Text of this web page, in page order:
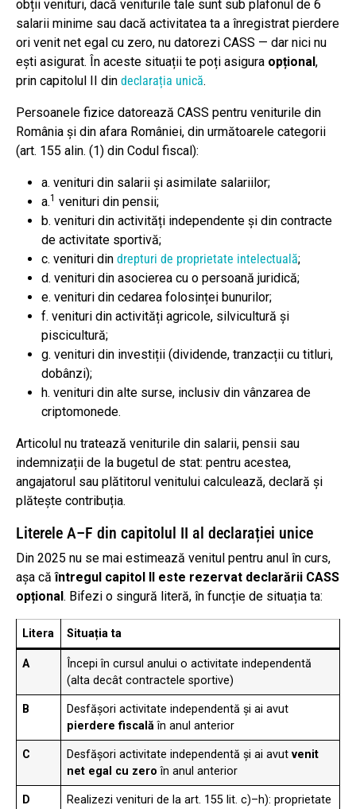
obții venituri, dacă veniturile tale sunt sub plafonul de 6
salarii minime sau dacă activitatea ta a înregistrat pierdere
ori venit net egal cu zero, nu datorezi CASS — dar nici nu
ești asigurat. În aceste situații te poți asigura opțional,
prin capitolul II din declarația unică.
Persoanele fizice datorează CASS pentru veniturile din
România și din afara României, din următoarele categorii
(art. 155 alin. (1) din Codul fiscal):
a. venituri din salarii și asimilate salariilor;
a.1 venituri din pensii;
b. venituri din activități independente și din contracte
de activitate sportivă;
c. venituri din drepturi de proprietate intelectuală;
d. venituri din asocierea cu o persoană juridică;
e. venituri din cedarea folosinței bunurilor;
f. venituri din activități agricole, silvicultură și
piscicultură;
g. venituri din investiții (dividende, tranzacții cu titluri,
dobânzi);
h. venituri din alte surse, inclusiv din vânzarea de
criptomonede.
Articolul nu tratează veniturile din salarii, pensii sau
indemnizații de la bugetul de stat: pentru acestea,
angajatorul sau plătitorul venitului calculează, declară și
plătește contribuția.
Literele A–F din capitolul II al declarației unice
Din 2025 nu se mai estimează venitul pentru anul în curs,
așa căîntregul capitol II este rezervat declarării CASS
opțional. Bifezi o singură literă, în funcție de situația ta:
Litera Situația ta
A
Începi în cursul anului o activitate independentă
(alta decât contractele sportive)
B
Desfășori activitate independentă și ai avut
pierdere fiscalăîn anul anterior
C Desfășori activitate independentă și ai avutvenit
net egal cu zero în anul anterior
D
Realizezi venituri de la art. 155 lit. c)–h): proprietate